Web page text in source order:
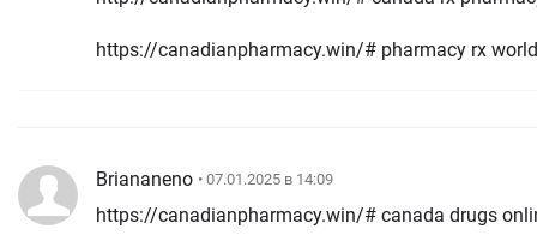
https://canadianpharmacy.win/# pharmacy rx
Briananeno • 07.01.2025 в 14:09
https://canadianpharmacy.win/# canada drugs